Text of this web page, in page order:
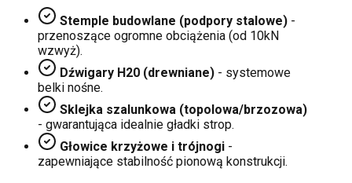
Stemple budowlane (podpory stalowe) -
przenoszące ogromne obciążenia (od 10kN
wzwyż).
Dźwigary H20 (drewniane) - systemowe
belki nośne.
Sklejka szalunkowa (topolowa/brzozowa)
- gwarantująca idealnie gładki strop.
Głowice krzyżowe i trójnogi -
zapewniające stabilność pionową konstrukcji.